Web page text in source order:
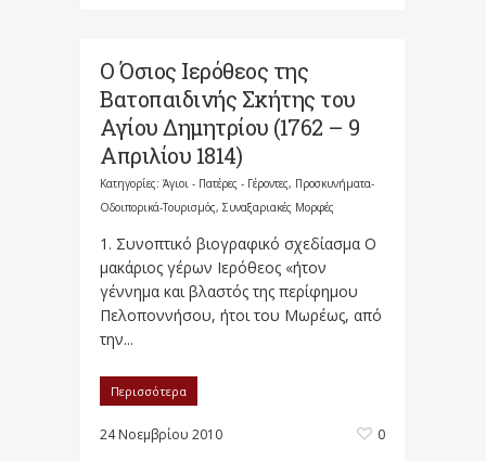
Ο Όσιος Ιερόθεος της
Βατοπαιδινής Σκήτης του
Αγίου Δημητρίου (1762 – 9
Απριλίου 1814)
Κατηγορίες: Άγιοι - Πατέρες - Γέροντες, Προσκυνήματα-
Οδοιπορικά-Τουρισμός, Συναξαριακές Μορφές
1. Συνοπτικό βιογραφικό σχεδίασμα Ο
μακάριος γέρων Ιερόθεος «ήτον
γέννημα και βλαστός της περίφημου
Πελοποννήσου, ήτοι του Μωρέως, από
την...
Περισσότερα
24 Νοεμβρίου 2010 0